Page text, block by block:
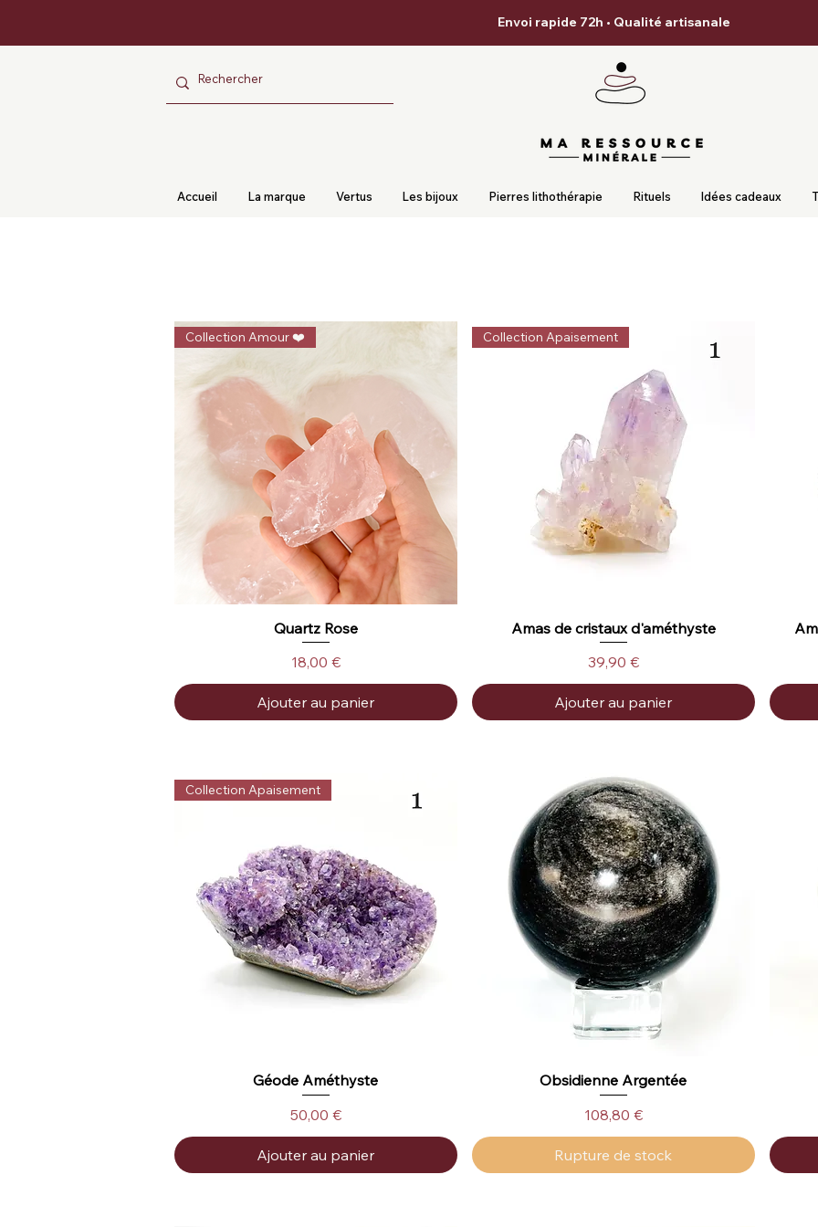
Envoi rapide 72h • Qualité artisanale
Accueil La marque Vertus Les bijoux Pierres lithothérapie Rituels Idées cadeaux
Aperçu rapide
Collection Amour ❤️
Quartz Rose
Prix
18,00 €
Ajouter au panier
Aperçu rapide
Collection Apaisement
Amas de cristaux d'améthyste
Prix
39,90 €
Ajouter au panier
Aperçu rapide
Collection Apaisement
Géode Améthyste
Prix
50,00 €
Ajouter au panier
Aperçu rapide
Obsidienne Argentée
Prix
108,80 €
Rupture de stock